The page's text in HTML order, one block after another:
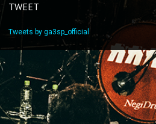
TWEET
Tweets by ga3sp_official